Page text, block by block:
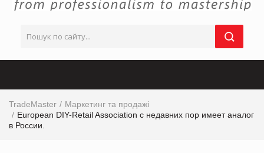
TradeMaster
Маркетинг та продажі
European DIY-Retail Association с недавних пор имеет аналог
в России.